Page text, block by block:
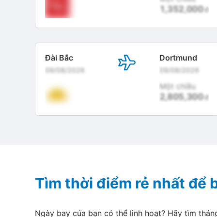
1,352,000đ
Đài Bắc
09/08/2026
Dortmund
09/08/2026
Một chiều
2,805,300đ
Tìm thời điểm rẻ nhất để
Ngày bay của bạn có thể linh hoạt? Hãy tìm